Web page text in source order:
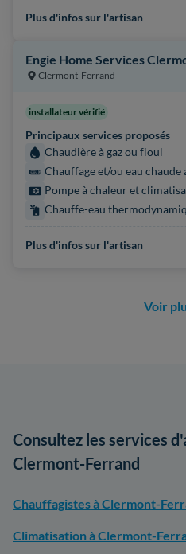
Plus d'infos sur l'artisan
Engie Home Services
Clermont-Ferrand
installateur vérifié
Principaux services proposés
Chaudière à gaz ou fioul
Chauffage et/ou eau chaude
Pompe à chaleur et
Chauffe-eau
Plus d'infos sur l'artisan
Voir
Consultez les services
Clermont-Ferrand
Chauffagistes à Clermont-
Climatisation à Clermont-